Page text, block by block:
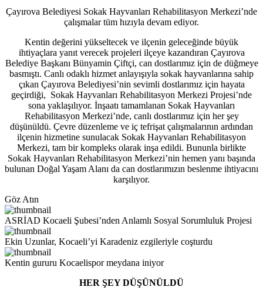
Çayırova Belediyesi Sokak Hayvanları Rehabilitasyon Merkezi’nde
çalışmalar tüm hızıyla devam ediyor.
Kentin değerini yükseltecek ve ilçenin geleceğinde büyük
ihtiyaçlara yanıt verecek projeleri ilçeye kazandıran Çayırova
Belediye Başkanı Bünyamin Çiftçi, can dostlarımız için de düğmeye
basmıştı. Canlı odaklı hizmet anlayışıyla sokak hayvanlarına sahip
çıkan Çayırova Belediyesi’nin sevimli dostlarımız için hayata
geçirdiği, Sokak Hayvanları Rehabilitasyon Merkezi Projesi’nde
sona yaklaşılıyor. İnşaatı tamamlanan Sokak Hayvanları
Rehabilitasyon Merkezi’nde, canlı dostlarımız için her şey
düşünüldü. Çevre düzenleme ve iç tefrişat çalışmalarının ardından
ilçenin hizmetine sunulacak Sokak Hayvanları Rehabilitasyon
Merkezi, tam bir kompleks olarak inşa edildi. Bununla birlikte
Sokak Hayvanları Rehabilitasyon Merkezi’nin hemen yanı başında
bulunan Doğal Yaşam Alanı da can dostlarımızın beslenme ihtiyacını
karşılıyor.
Göz Atın
ASRİAD Kocaeli Şubesi’nden Anlamlı Sosyal Sorumluluk Projesi
Ekin Uzunlar, Kocaeli’yi Karadeniz ezgileriyle coşturdu
Kentin gururu Kocaelispor meydana iniyor
HER ŞEY DÜŞÜNÜLDÜ